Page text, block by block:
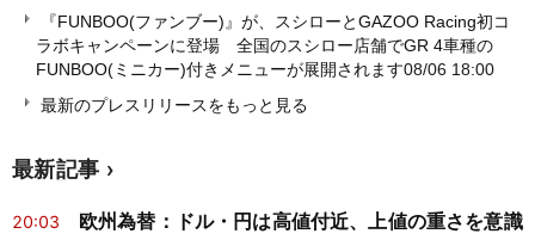
『FUNBOO(ファンブー)』が、スシローとGAZOO Racing初コ
ラボキャンペーンに登場 全国のスシロー店舗でGR 4車種の
FUNBOO(ミニカー)付きメニューが展開されます08/06 18:00
最新のプレスリリースをもっと見る
最新記事
20:03 欧州為替：ドル・円は高値付近、上値の重さを意識